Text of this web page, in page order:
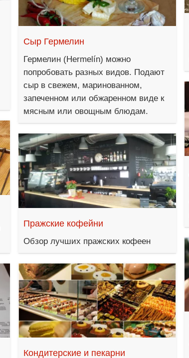
Сыр Гермелин
Гермелин (Hermelín) можно
попробовать разных видов. Подают
сыр в свежем, маринованном,
запеченном или обжаренном виде к
мясным или овощным блюдам.
Пражские кофейни
Обзор лучших пражских кофеен
Кондитерские и пекарни